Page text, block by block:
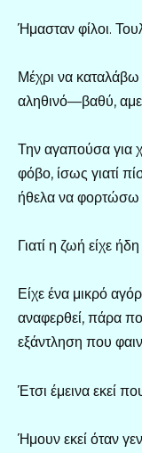
Ήμασταν φίλοι.
Μέχρι να καταλάβω
αληθινό—βαθύ,
Την αγαπούσα για
φόβο, ίσως γιατί
ήθελα να φορτώσω
Γιατί η ζωή είχε
Είχε ένα μικρό
αναφερθεί, πάρα
εξάντληση που
Έτσι έμεινα εκεί
Ήμουν εκεί όταν